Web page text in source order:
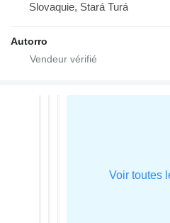
Slovaquie, Stará Turá
Autorro